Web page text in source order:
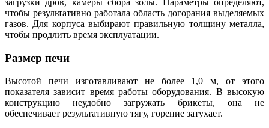
чтобы результативно работала область догорания выделяемых
газов. Для корпуса выбирают правильную толщину металла,
чтобы продлить время эксплуатации.
Размер печи
Высотой печи изготавливают не более 1,0 м, от этого
показателя зависит время работы оборудования. В высокую
конструкцию неудобно загружать брикеты, она не
обеспечивает результативную тягу, горение затухает.